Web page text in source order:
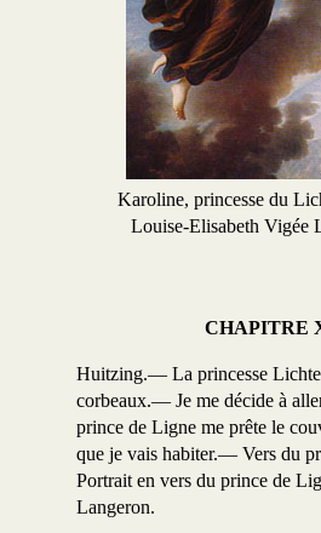
Karoline, princesse du
Louise-Elisabeth Vigée
CHAPITRE
Huitzing.— La princesse
corbeaux.— Je me décide à
prince de Ligne me prête le
que je vais habiter.— Vers du
Portrait en vers du prince de
Langeron.